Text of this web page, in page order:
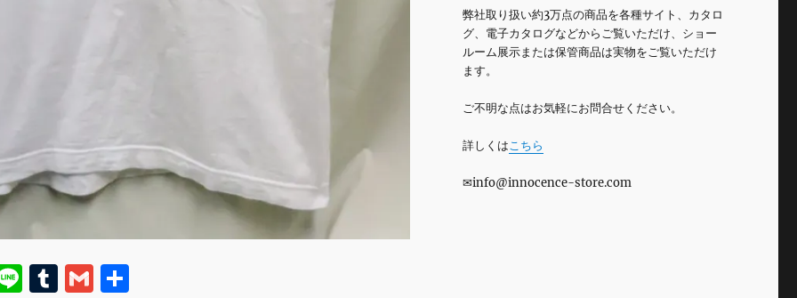
Li T G 共
弊社取り扱い約3万点の商品を各種サイト、カタロ
グ、電子カタログなどからご覧いただけ、ショー
ルーム展示または保管商品は実物をご覧いただけ
ます。
ご不明な点はお気軽にお問合せください。
詳しくはこちら
✉info@innocence-store.com